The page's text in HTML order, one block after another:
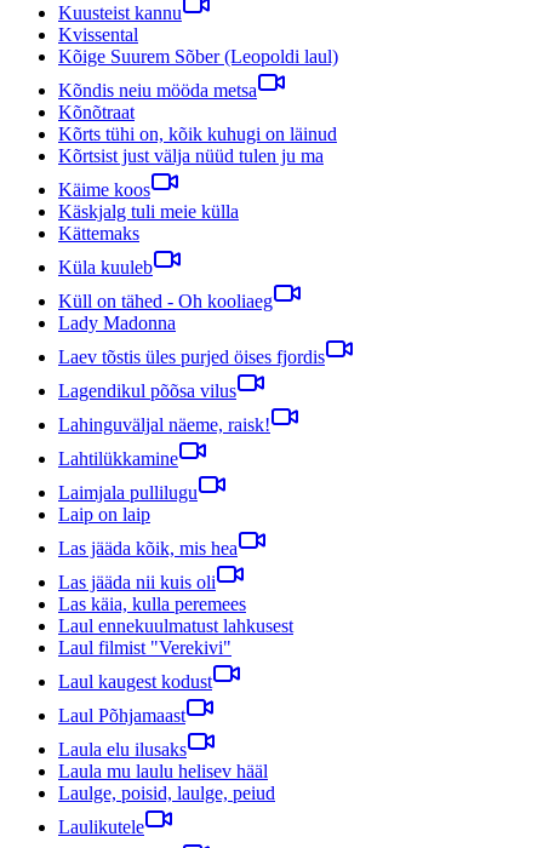
Kuusteist kannu
Kvissental
Kõige Suurem Sõber (Leopoldi laul)
Kõndis neiu mööda metsa
Kõnõtraat
Kõrts tühi on, kõik kuhugi on läinud
Kõrtsist just välja nüüd tulen ju ma
Käime koos
Käskjalg tuli meie külla
Kättemaks
Küla kuuleb
Küll on tähed - Oh kooliaeg
Lady Madonna
Laev tõstis üles purjed öises fjordis
Lagendikul põõsa vilus
Lahinguväljal näeme, raisk!
Lahtilükkamine
Laimjala pullilugu
Laip on laip
Las jääda kõik, mis hea
Las jääda nii kuis oli
Las käia, kulla peremees
Laul ennekuulmatust lahkusest
Laul filmist "Verekivi"
Laul kaugest kodust
Laul Põhjamaast
Laula elu ilusaks
Laula mu laulu helisev hääl
Laulge, poisid, laulge, peiud
Laulikutele